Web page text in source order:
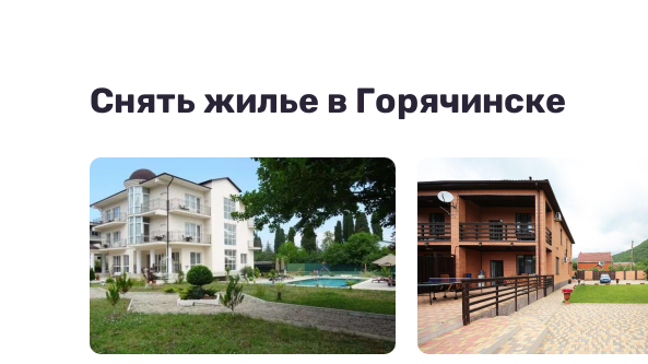
Снять жилье в Горячинске